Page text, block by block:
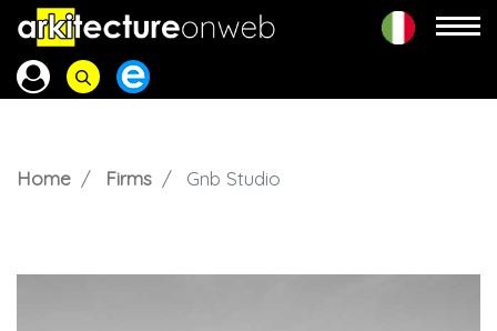
Home Firms Gnb Studio